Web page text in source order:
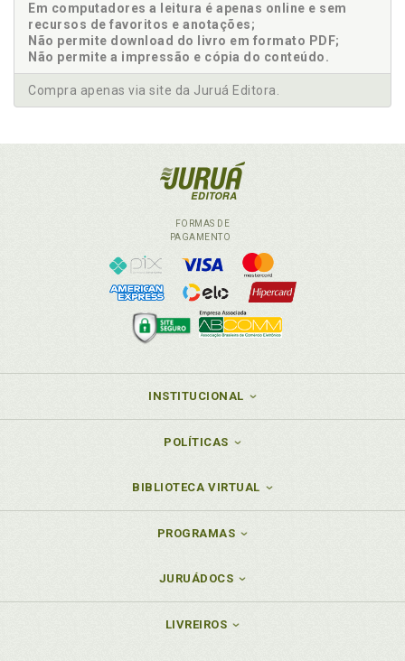
Em computadores a leitura é apenas online e sem
recursos de favoritos e anotações;
Não permite download do livro em formato PDF;
Não permite a impressão e cópia do conteúdo.
Compra apenas via site da Juruá Editora.
FORMAS DE
PAGAMENTO
INSTITUCIONAL
POLÍTICAS
BIBLIOTECA VIRTUAL
PROGRAMAS
JURUÁDOCS
LIVREIROS